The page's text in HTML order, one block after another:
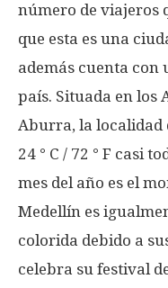
número de viajeros
que esta es una
además cuenta con
país. Situada en los
Aburra, la localidad
24 ° C / 72 ° F casi
mes del año es el
Medellín es
colorida debido a
celebra su festival